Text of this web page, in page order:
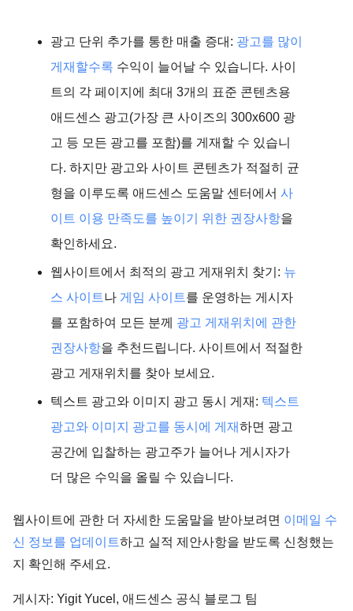
광고 단위 추가를 통한 매출 증대: 광고를 많이
게재할수록 수익이 늘어날 수 있습니다. 사이
트의 각 페이지에 최대 3개의 표준 콘텐츠용
애드센스 광고(가장 큰 사이즈의 300x600 광
고 등 모든 광고를 포함)를 게재할 수 있습니
다. 하지만 광고와 사이트 콘텐츠가 적절히 균
형을 이루도록 애드센스 도움말 센터에서 사
이트 이용 만족도를 높이기 위한 권장사항을
확인하세요.
웹사이트에서 최적의 광고 게재위치 찾기: 뉴
스 사이트 나 게임 사이트 를 운영하는 게시자
를 포함하여 모든 분께 광고 게재위치에 관한
권장사항을 추천드립니다. 사이트에서 적절한
광고 게재위치를 찾아 보세요.
텍스트 광고와 이미지 광고 동시 게재: 텍스트
광고와 이미지 광고를 동시에 게재하면 광고
공간에 입찰하는 광고주가 늘어나 게시자가
더 많은 수익을 올릴 수 있습니다.
웹사이트에 관한 더 자세한 도움말을 받아보려면 이메일 수
신 정보를 업데이트하고 실적 제안사항을 받도록 신청했는
지 확인해 주세요.
게시자: Yigit Yucel, 애드센스 공식 블로그 팀